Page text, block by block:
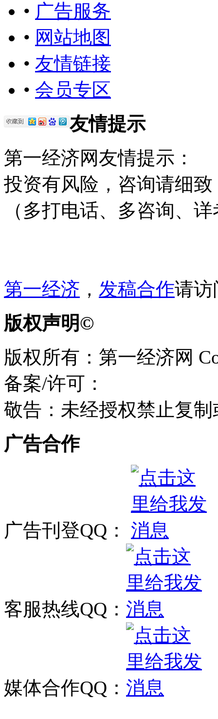
• 广告服务
• 网站地图
• 友情链接
• 会员专区
友情提示
第一经济网友情提示：
投资有风险，咨询请细
（多打电话、多咨询、
第一经济 ， 发稿合作请访
版权声明©
版权所有：第一经济网
备案/许可：
敬告：未经授权禁止复
广告合作
广告刊登QQ：
客服热线QQ：
媒体合作QQ：